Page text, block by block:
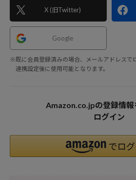
X (旧Twitter)
Google
※既に会員登録済みの場合、メールアドレスで
連携設定後に使用可能となります。
Amazon.co.jpの登録情報
ログイン